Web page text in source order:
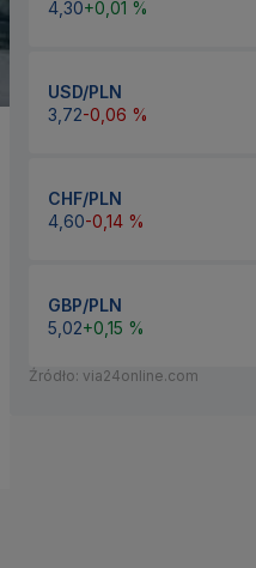
4,30+0,01 %
USD/PLN
3,72-0,06 %
CHF/PLN
4,60-0,14 %
GBP/PLN
5,02+0,15 %
Źródło: via24online.com